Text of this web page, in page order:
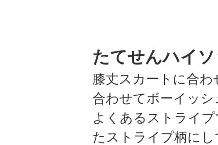
たてせんハイ
膝丈スカートに合
合わせてボーイッ
よくあるストライプ
たストライプ柄に